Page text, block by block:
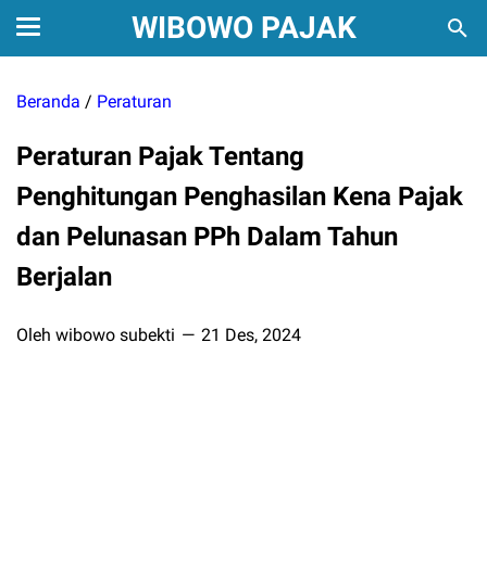
WIBOWO PAJAK
Beranda / Peraturan
Peraturan Pajak Tentang
Penghitungan Penghasilan Kena Pajak
dan Pelunasan PPh Dalam Tahun
Berjalan
Oleh wibowo subekti 21 Des, 2024